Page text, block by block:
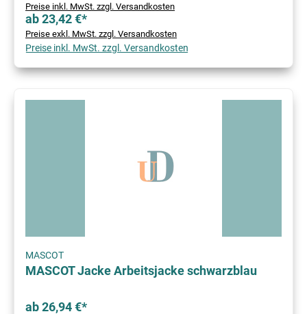
Preise inkl. MwSt. zzgl. Versandkosten
ab 23,42 €*
Preise exkl. MwSt. zzgl. Versandkosten
Preise inkl. MwSt. zzgl. Versandkosten
MASCOT
MASCOT Jacke Arbeitsjacke schwarzblau
ab 26,94 €*